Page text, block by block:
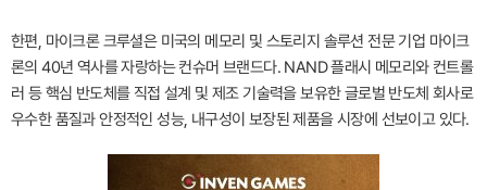
한편, 마이크론 크루셜은 미국의 메모리 및 스토리지 솔루션 전문 기업 마이크
론의 40년 역사를 자랑하는 컨슈머 브랜드다. NAND 플래시 메모리와 컨트롤
러 등 핵심 반도체를 직접 설계 및 제조 기술력을 보유한 글로벌 반도체 회사로
우수한 품질과 안정적인 성능, 내구성이 보장된 제품을 시장에 선보이고 있다.